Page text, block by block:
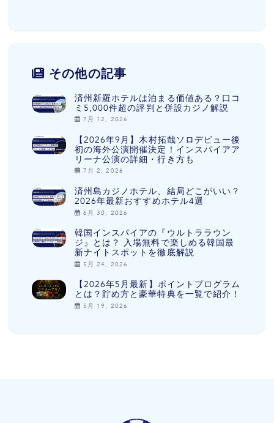
その他の記事
済州新羅ホテルは泊まる価値ある？口コ
ミ5,000件超の評判と併設カジノ解説
7月 12, 2026
【2026年9月】木村拓哉ソロデビュー後
初の海外公演開催決定！インスパイアア
リーナ公演の詳細・行き方も
7月 2, 2026
済州島カジノホテル、結局どこがいい？
2026年最新おすすめホテル4選
6月 30, 2026
韓国インスパイアの『ウルトララウン
ジ』とは？ 入場無料で楽しめる韓国最
新ナイトスポットを徹底解説
5月 24, 2026
【2026年5月最新】ポイントプログラム
とは？貯め方と豪華特典を一覧で紹介！
5月 19, 2026